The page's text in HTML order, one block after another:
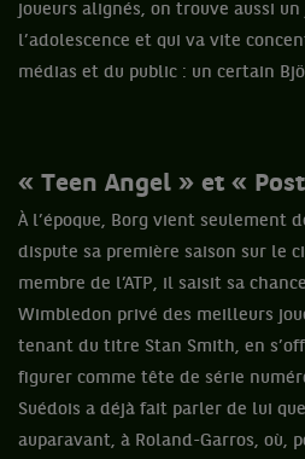
joueurs alignés, on trouve aussi
l’adolescence et qui va vite
médias et du public : un certain
« Teen Angel » et «
À l’époque, Borg vient seulement
dispute sa première saison sur le
membre de l’ATP, il saisit sa
Wimbledon privé des meilleurs
tenant du titre Stan Smith, en
figurer comme tête de série
Suédois a déjà fait parler de lui
auparavant, à Roland-Garros, où,